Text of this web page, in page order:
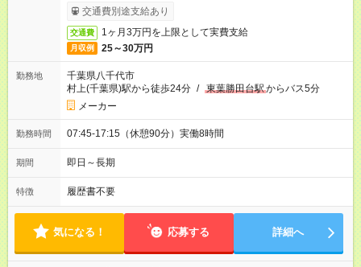
ービス利用可（利用条件有）
交通費別途支給あり
交通費 1ヶ月3万円を上限として実費支給
月収例 25～30万円
勤務地
千葉県八千代市
村上(千葉県)駅から徒歩24分 / 東葉勝田台駅からバス5分
メーカー
勤務時間 07:45-17:15（休憩90分）実働8時間
期間 即日～長期
特徴 履歴書不要
気になる！ 応募する 詳細へ